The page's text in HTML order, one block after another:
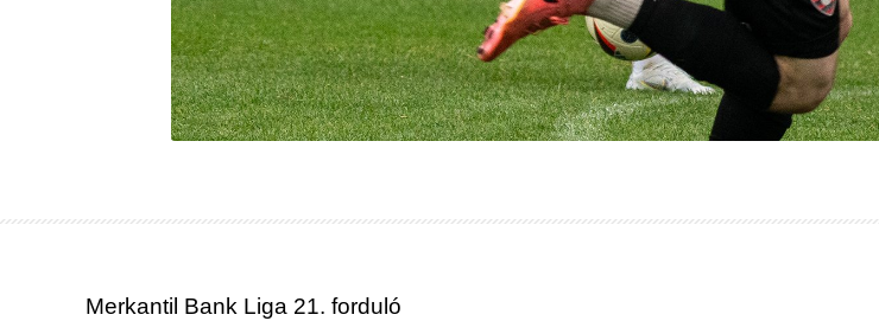
Merkantil Bank Liga 21. forduló